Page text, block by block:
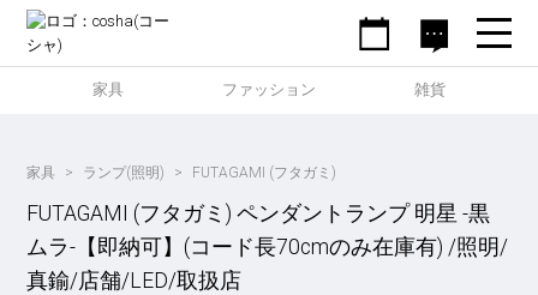
家具 ファッション 雑貨
家具 ランプ(照明) FUTAGAMI (フタガミ)
FUTAGAMI (フタガミ) ペンダントランプ 明星 -黒
ムラ-【即納可】(コード長70cmのみ在庫有) /照明/
真鍮/店舗/LED/取扱店